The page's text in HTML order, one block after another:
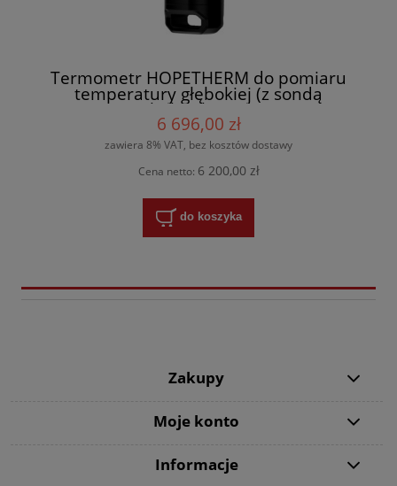
Termometr HOPETHERM do pomiaru
temperatury głębokiej (z sondą
bębenkową)
6 696,00 zł
zawiera 8% VAT, bez kosztów dostawy
Cena netto: 6 200,00 zł
do koszyka
Zakupy
Moje konto
Informacje